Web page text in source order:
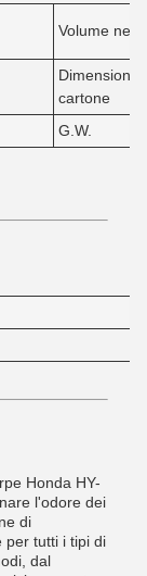
Volume netto
Dimensioni
cartone
G.W.
Honda HY-
l'odore dei
di
per tutti i tipi di
dal